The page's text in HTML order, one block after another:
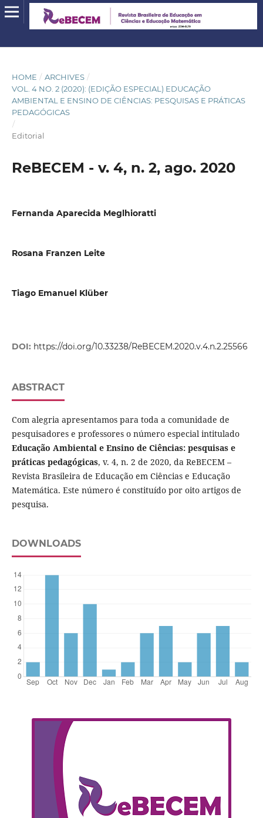
HOME / ARCHIVES /
VOL. 4 NO. 2 (2020): (EDIÇÃO ESPECIAL) EDUCAÇÃO
AMBIENTAL E ENSINO DE CIÊNCIAS: PESQUISAS E PRÁTICAS
PEDAGÓGICAS
/
Editorial
ReBECEM - v. 4, n. 2, ago. 2020
Fernanda Aparecida Meglhioratti
Rosana Franzen Leite
Tiago Emanuel Klüber
DOI: https://doi.org/10.33238/ReBECEM.2020.v.4.n.2.25566
ABSTRACT
Com alegria apresentamos para toda a comunidade de
pesquisadores e professores o número especial intitulado
Educação Ambiental e Ensino de Ciências: pesquisas e
práticas pedagógicas, v. 4, n. 2 de 2020, da ReBECEM –
Revista Brasileira de Educação em Ciências e Educação
Matemática. Este número é constituído por oito artigos de
pesquisa.
DOWNLOADS